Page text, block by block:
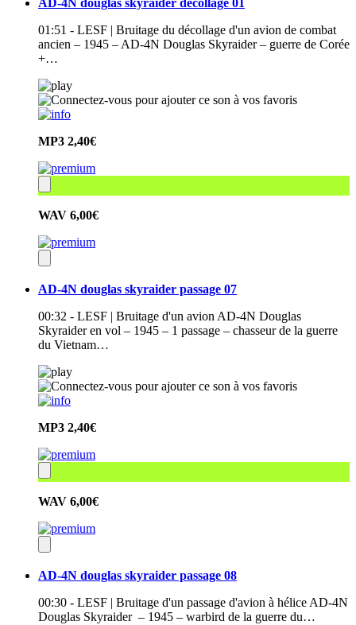
AD-4N douglas skyraider décollage 01
01:51 - LESF | Bruitage du décollage d'un avion de combat
ancien – 1945 – AD-4N Douglas Skyraider – guerre de Corée
+…
MP3 2,40€
WAV 6,00€
AD-4N douglas skyraider passage 07
00:32 - LESF | Bruitage d'un avion AD-4N Douglas
Skyraider en vol – 1945 – 1 passage – chasseur de la guerre
du Vietnam…
MP3 2,40€
WAV 6,00€
AD-4N douglas skyraider passage 08
00:30 - LESF | Bruitage d'un passage d'avion à hélice AD-4N
Douglas Skyraider – 1945 – warbird de la guerre du…